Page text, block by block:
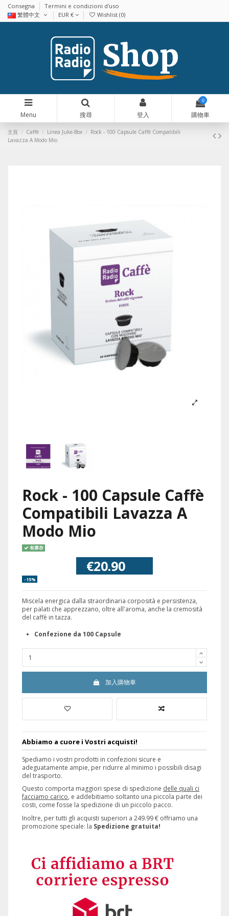
Consegna
Termini e condizioni d'uso
繁體中文
EUR € Wishlist (0)
Menu 搜尋 登入
0
購物車
主頁 Caffè Linea Juke-Box
Rock - 100 Capsule Caffè Compatibili
Lavazza A Modo Mio
Rock - 100 Capsule Caffè
Compatibili Lavazza A
Modo Mio
有庫存
€20.90
-15%
Miscela energica dalla straordinaria corposità e persistenza,
per palati che apprezzano, oltre all'aroma, anche la cremosità
del caffè in tazza.
Confezione da 100 Capsule
加入購物車
Abbiamo a cuore i Vostri acquisti!
Spediamo i vostri prodotti in confezioni sicure e
adeguatamente ampie, per ridurre al minimo i possibili disagi
del trasporto.
Questo comporta maggiori spese di spedizione delle quali ci
facciamo carico, e addebitiamo soltanto una piccola parte dei
costi, come fosse la spedizione di un piccolo pacco.
Inoltre, per tutti gli acquisti superiori a 249.99 € offriamo una
promozione speciale: la Spedizione gratuita!